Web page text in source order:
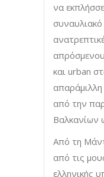
να
και urban
από την
Βαλκανίων
Από τη
από τις
ελληνικής